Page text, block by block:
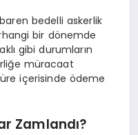
bedelli askerlik
bir dönemde
gibi durumların
müracaat
içerisinde ödeme
Zamlandı?